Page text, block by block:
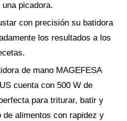
picadora.
con precisión su batidora
los resultados a los
de mano MAGEFESA
cuenta con 500 W de
para triturar, batir y
de alimentos con rapidez y